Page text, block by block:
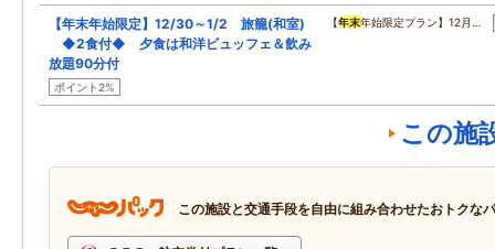
【年末年始限定】12/30～1/2 旅籠(和室)
◆2食付◆ 夕食は和洋ビュッフェ＆飲み
放題90分付
ポイント2%
【年末年始限定プラン】12月…
この施
この施設と交通手段を自由に組み合わせたおトクな